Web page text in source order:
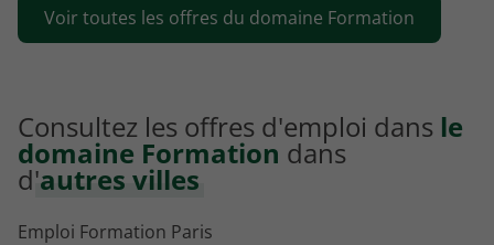
Emploi Coordinateur pédagogique
Voir toutes les offres du domaine Formation
Consultez les offres d'emploi dans le
domaine Formation dans
d'autres villes
Emploi Formation Paris